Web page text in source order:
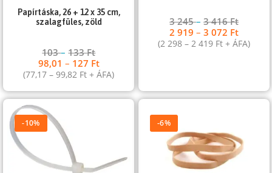
Papírtáska, 26 + 12 x 35 cm,
szalagfüles, zöld
103–133Ft
98,01 – 127 Ft
(77,17–99,82 Ft + ÁFA)
3 245–3 416Ft
2 919–3 072 Ft
(2 298–2 419 Ft + ÁFA)
-10% -6%